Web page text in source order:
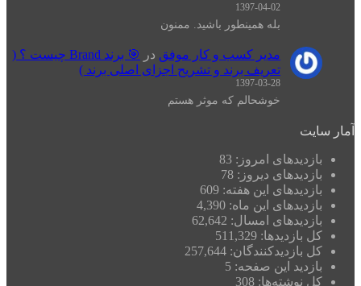
1397-04-02
بله همینطور باشید. ممنون
مدیر کسب و کار موفق در
🎯 برند Brand چیست ؟ (
تعریف برند و تشریح اجزای اصلی برند )
1397-03-28
خوشحالم که موثر هستم
آمار سایت
بازدیدهای امروز: 83
بازدیدهای دیروز: 78
بازدیدهای این هفته: 609
بازدیدهای این ماه: 4,390
بازدیدهای امسال: 62,642
کل بازدیدها: 511,329
کل بازدیدکنند‌گان: 257,644
بازدید این صفحه: 5
کل نوشته‌ها: 308